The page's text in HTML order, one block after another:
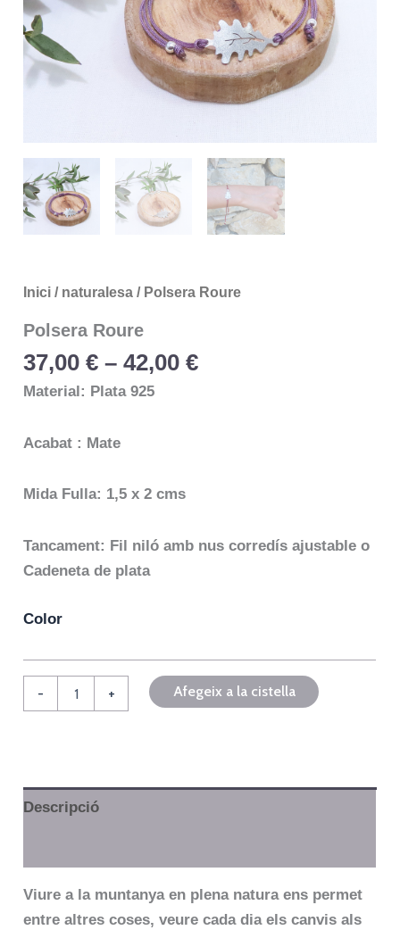
Inici / naturalesa / Polsera Roure
Polsera Roure
37,00€ – 42,00€
Material: Plata 925
Acabat : Mate
Mida Fulla: 1,5 x 2 cms
Tancament: Fil niló amb nus corredís ajustable o
Cadeneta de plata
Color
- + Afegeix a la cistella
Descripció
Viure a la muntanya en plena natura ens permet
entre altres coses, veure cada dia els canvis als